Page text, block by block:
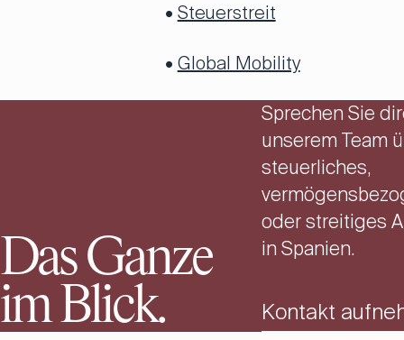
• Steuerstreit
• Global Mobility
Das Ganze
im Blick.
Sprechen Sie
unserem Team
steuerliches,
oder streitiges
in Spanien.
Kontakt